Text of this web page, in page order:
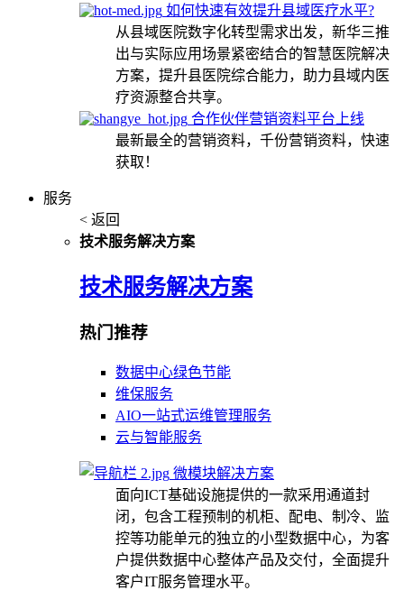
如何快速有效提升县域医疗水平?
从县域医院数字化转型需求出发，新华三推
出与实际应用场景紧密结合的智慧医院解决
方案，提升县医院综合能力，助力县域内医
疗资源整合共享。
合作伙伴营销资料平台上线
最新最全的营销资料，千份营销资料，快速
获取！
服务
< 返回
技术服务解决方案
技术服务解决方案
热门推荐
数据中心绿色节能
维保服务
AIO一站式运维管理服务
云与智能服务
微模块解决方案
面向ICT基础设施提供的一款采用通道封
闭，包含工程预制的机柜、配电、制冷、监
控等功能单元的独立的小型数据中心，为客
户提供数据中心整体产品及交付，全面提升
客户IT服务管理水平。